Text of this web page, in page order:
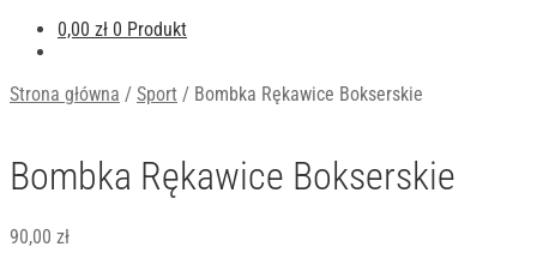
0,00 zł 0 Produkt
Strona główna / Sport / Bombka Rękawice Bokserskie
Bombka Rękawice Bokserskie
90,00 zł